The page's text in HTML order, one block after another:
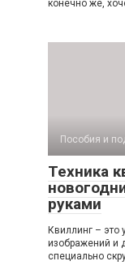
конечно же,
Пособия и
Техника
руками
Квиллинг – это
изображений и
специально